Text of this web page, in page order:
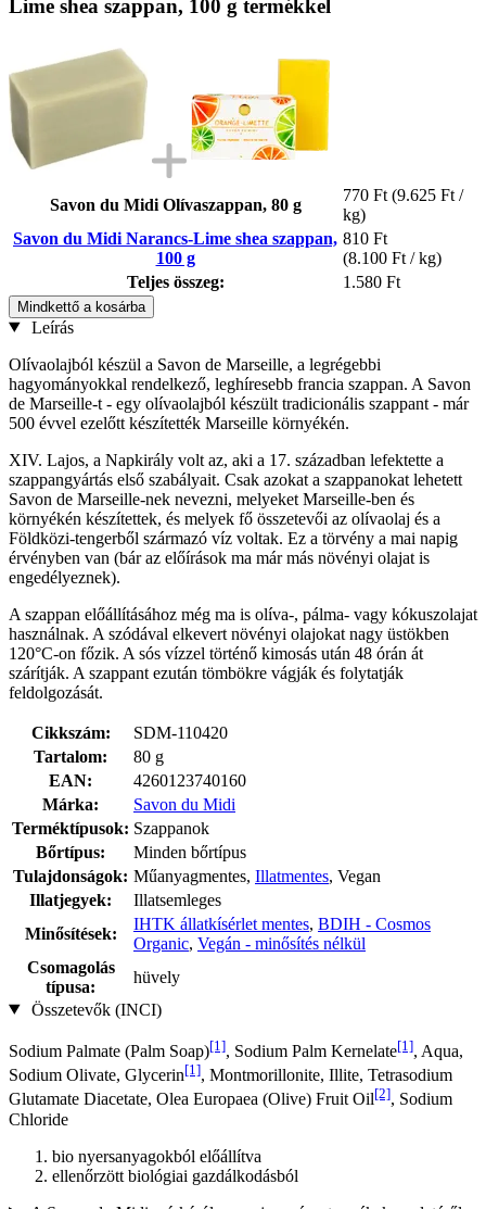
Lime shea szappan, 100 g termékkel
Savon du Midi Olívaszappan, 80 g
770 Ft (9.625 Ft /
kg)
Savon du Midi Narancs-Lime shea szappan,
100 g
810 Ft
(8.100 Ft / kg)
Teljes összeg:
1.580 Ft
Mindkettő a kosárba
Leírás
Olívaolajból készül a Savon de Marseille, a legrégebbi
hagyományokkal rendelkező, leghíresebb francia szappan. A Savon
de Marseille-t - egy olívaolajból készült tradicionális szappant - már
500 évvel ezelőtt készítették Marseille környékén.
XIV. Lajos, a Napkirály volt az, aki a 17. században lefektette a
szappangyártás első szabályait. Csak azokat a szappanokat lehetett
Savon de Marseille-nek nevezni, melyeket Marseille-ben és
környékén készítettek, és melyek fő összetevői az olívaolaj és a
Földközi-tengerből származó víz voltak. Ez a törvény a mai napig
érvényben van (bár az előírások ma már más növényi olajat is
engedélyeznek).
A szappan előállításához még ma is olíva-, pálma- vagy kókuszolajat
használnak. A szódával elkevert növényi olajokat nagy üstökben
120°C-on főzik. A sós vízzel történő kimosás után 48 órán át
szárítják. A szappant ezután tömbökre vágják és folytatják
feldolgozását.
Cikkszám:
SDM-110420
Tartalom:
80 g
EAN:
4260123740160
Márka:
Savon du Midi
Terméktípusok: Szappanok
Bőrtípus:
Minden bőrtípus
Tulajdonságok: Műanyagmentes, Illatmentes, Vegan
Illatjegyek:
Illatsemleges
Minősítések:
IHTK állatkísérlet mentes, BDIH - Cosmos
Organic, Vegán - minősítés nélkül
Csomagolás
típusa:
hüvely
Összetevők (INCI)
Sodium Palmate (Palm Soap)[1], Sodium Palm Kernelate[1], Aqua,
Sodium Olivate, Glycerin[1], Montmorillonite, Illite, Tetrasodium
Glutamate Diacetate, Olea Europaea (Olive) Fruit Oil[2], Sodium
Chloride
bio nyersanyagokból előállítva
ellenőrzött biológiai gazdálkodásból